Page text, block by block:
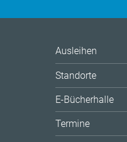
Ausleihen
Standorte
E-Bücherhalle
Termine